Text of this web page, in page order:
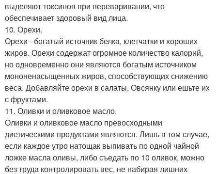
выделяют токсинов при переваривании, что
обеспечивает здоровый вид лица.
10. Орехи.
Орехи - богатый источник белка, клетчатки и хороших
жиров. Орехи содержат огромное количество калорий,
но одновременно они являются богатым источником
мононенасыщенных жиров, способствующих снижению
веса. Добавляйте орехи в салаты, Овсянку или ешьте их
с фруктами.
11. Оливки и оливковое масло.
Оливки и оливковое масло превосходными
диетическими продуктами являются. Лишь в том случае,
если каждое утро натощак выпивать по одной чайной
ложке масла оливы, либо съедать по 10 оливок, можно
без труда контролировать вес, не набирая лишних